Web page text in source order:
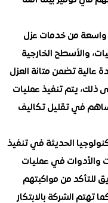
خدمات عزل
الخارجية
متانة العزل
تنفيذ عمليات
تقليل تكاليف
الحديثة في تنفيذ
في عمليات
من مواكبتهم
بالابتكار